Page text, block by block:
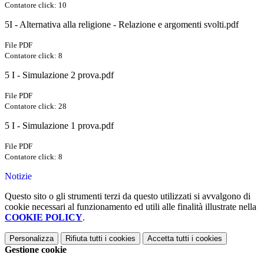
Contatore click: 10
5I - Alternativa alla religione - Relazione e argomenti svolti.pdf
File PDF
Contatore click: 8
5 I - Simulazione 2 prova.pdf
File PDF
Contatore click: 28
5 I - Simulazione 1 prova.pdf
File PDF
Contatore click: 8
Notizie
Questo sito o gli strumenti terzi da questo utilizzati si avvalgono di
cookie necessari al funzionamento ed utili alle finalità illustrate nella
COOKIE POLICY.
Personalizza Rifiuta tutti i cookies Accetta tutti i cookies
Gestione cookie